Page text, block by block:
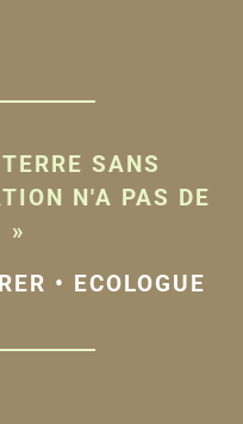
SANS
N'A PAS DE
»
• ECOLOGUE